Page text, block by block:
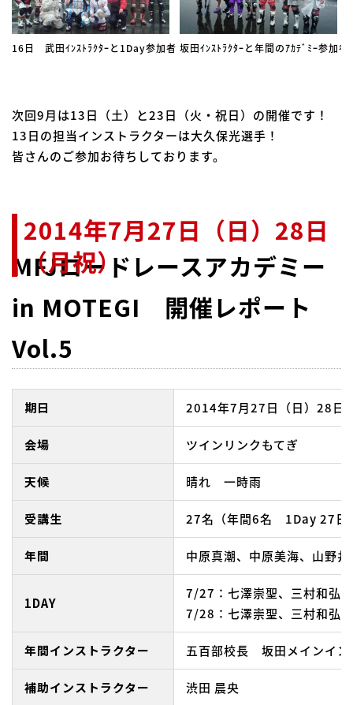
16日 武田ｲﾝｽﾄﾗｸﾀｰと1Day参加者 坂田ｲﾝｽﾄﾗｸﾀｰと年間のｱｶﾃﾞﾐｰ参加者
次回9月は13日（土）と23日（火・祝日）の開催です！
13日の担当インストラクターは大久保光選手！
皆さんのご参加お待ちしております。
MFJロードレースアカデミー
in MOTEGI 開催レポート
Vol.5
2014年7月27日（日）28日
（月祝）
期日 2014年7月27日（日）28日
会場 ツインリンクもてぎ
天候 晴れ 一時雨
受講生 27名（年間6名 1Day 27日
年間 中原真潮、中原美海、山野
1DAY
7/27：七澤崇聖、三村和弘
7/28：七澤崇聖、三村和弘
年間インストラクター 五百部校長 坂田メインイン
補助インストラクター 渋田 晨央